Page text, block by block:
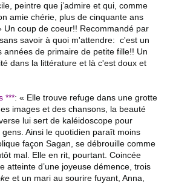
peintre que j’admire et qui, comme
amie chérie, plus de cinquante ans
Un coup de coeur!! Recommandé par
savoir à quoi m'attendre: c'est un
années de primaire de petite fille!! Un
dans la littérature et là c'est doux et
***: « Elle trouve refuge dans une grotte
images et des chansons, la beauté
lui sert de kaléidoscope pour
Ainsi le quotidien paraît moins
façon Sagan, se débrouille comme
mal. Elle en rit, pourtant. Coincée
atteinte d’une joyeuse démence, trois
et un mari au sourire fuyant, Anna,